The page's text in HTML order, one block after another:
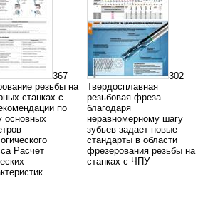
367
резьбы на
станках с
по
основных
Расчет
302
Твердосплавная
резьбовая фреза
благодаря
неравномерному шагу
зубьев задает новые
стандарты в области
фрезерования резьбы на
станках с ЧПУ